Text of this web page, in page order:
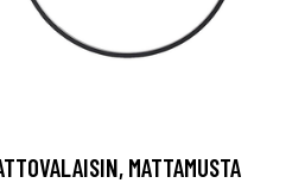
MATTAMUSTA